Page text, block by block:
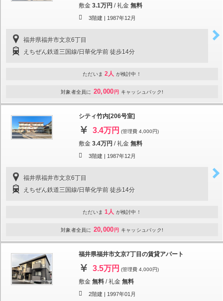
敷金 3.1万円 /礼金 無料
3階建 | 1987年12月
福井県福井市文京6丁目
えちぜん鉄道三国線/日華化学前 徒歩14分
ただいま 2人 が検討中！
対象者全員に 20,000 円 キャッシュバック!
シティ竹内[206号室]
3.4万円 (管理費 4,000円)
敷金 3.4万円 /礼金 無料
3階建 | 1987年12月
福井県福井市文京6丁目
えちぜん鉄道三国線/日華化学前 徒歩14分
ただいま 1人 が検討中！
対象者全員に 20,000 円 キャッシュバック!
福井県福井市文京7丁目の賃貸アパート
3.5万円 (管理費 4,000円)
敷金 無料 /礼金 無料
2階建 | 1997年01月